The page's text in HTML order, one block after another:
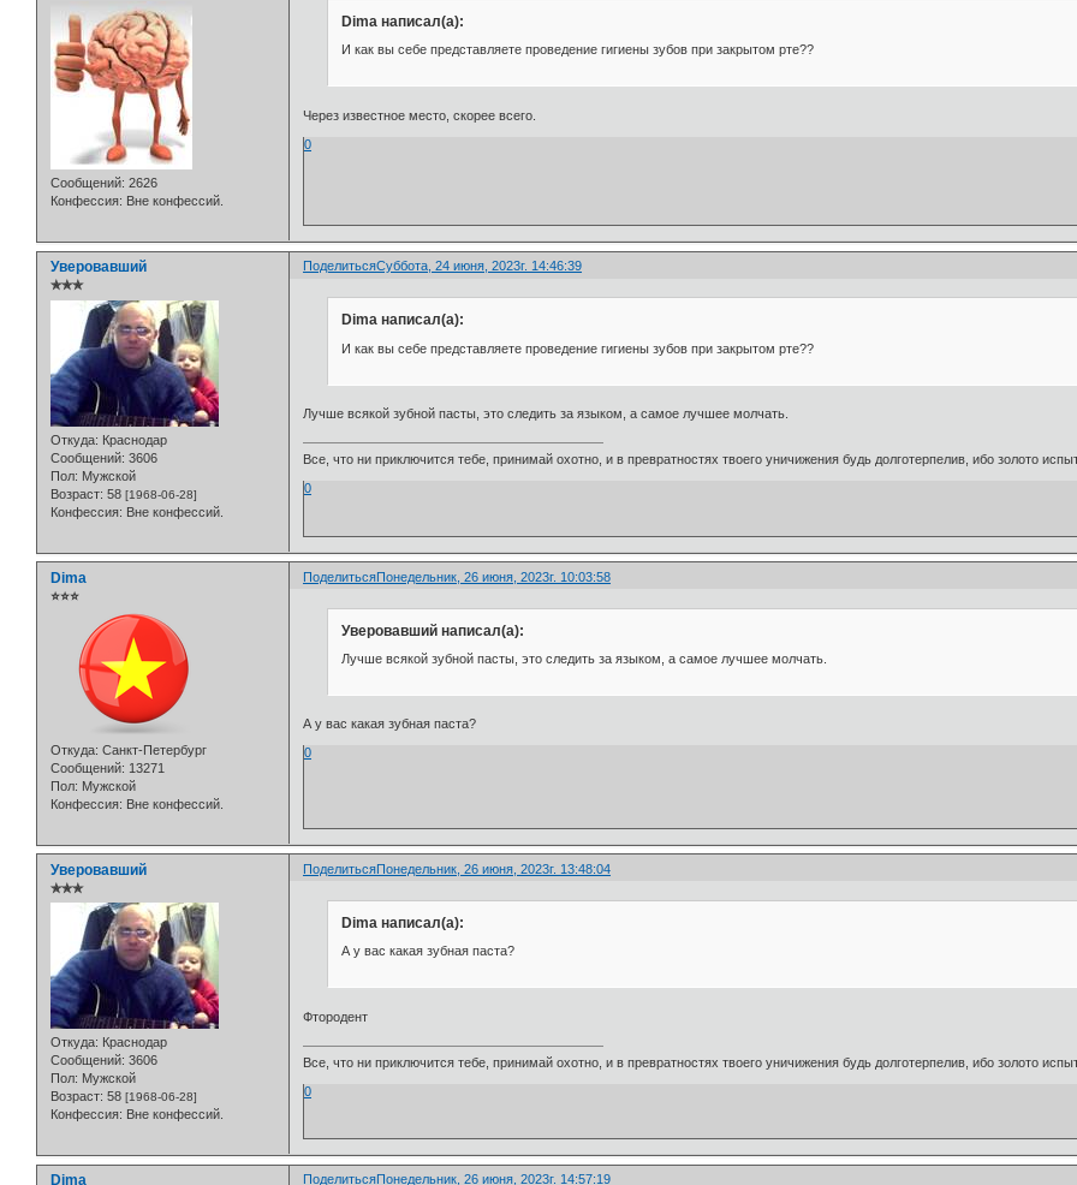
Сообщений: 2626
Конфессия: Вне конфессий.
Dima написал(а):
И как вы себе представляете проведение гигиены зубов при закрытом рте??
Через известное место, скорее всего.
0
ПоделитьсяСуббота, 24 июня, 2023г. 14:46:39
Уверовавший
✯✯✯
Откуда: Краснодар
Сообщений: 3606
Пол: Мужской
Возраст: 58 [1968-06-28]
Конфессия: Вне конфессий.
Dima написал(а):
И как вы себе представляете проведение гигиены зубов при закрытом рте??
Лучше всякой зубной пасты, это следить за языком, а самое лучшее молчать.
Все, что ни приключится тебе, принимай охотно, и в превратностях твоего уничижения будь долготерпелив, ибо золото
0
ПоделитьсяПонедельник, 26 июня, 2023г. 10:03:58
Dima
⭐⭐⭐
Откуда: Санкт-Петербург
Сообщений: 13271
Пол: Мужской
Конфессия: Вне конфессий.
Уверовавший написал(а):
Лучше всякой зубной пасты, это следить за языком, а самое лучшее молчать.
А у вас какая зубная паста?
0
ПоделитьсяПонедельник, 26 июня, 2023г. 13:48:04
Уверовавший
✯✯✯
Откуда: Краснодар
Сообщений: 3606
Пол: Мужской
Возраст: 58 [1968-06-28]
Конфессия: Вне конфессий.
Dima написал(а):
А у вас какая зубная паста?
Фтородент
Все, что ни приключится тебе, принимай охотно, и в превратностях твоего уничижения будь долготерпелив, ибо золото
0
ПоделитьсяПонедельник, 26 июня, 2023г. 14:57:19
Dima